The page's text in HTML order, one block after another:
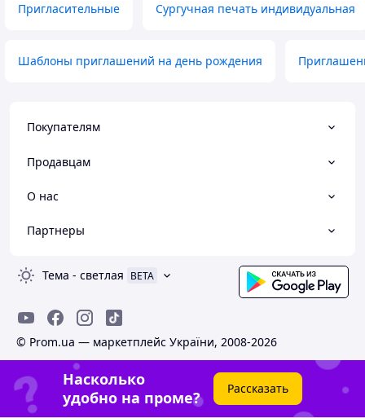
Пригласительные Сургучная печать индивидуальная
Шаблоны приглашений на день рождения
Покупателям
Продавцам
О нас
Партнеры
Тема - светлая BETA
© Prom.ua — маркетплейс України, 2008-2026
Насколько
удобно на проме?
Рассказать